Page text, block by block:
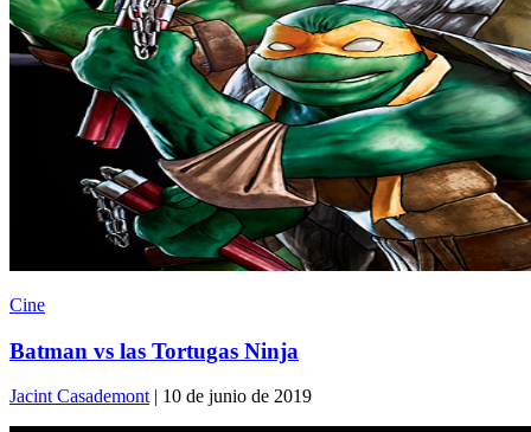
Cine
Batman vs las Tortugas Ninja
Jacint Casademont | 10 de junio de 2019